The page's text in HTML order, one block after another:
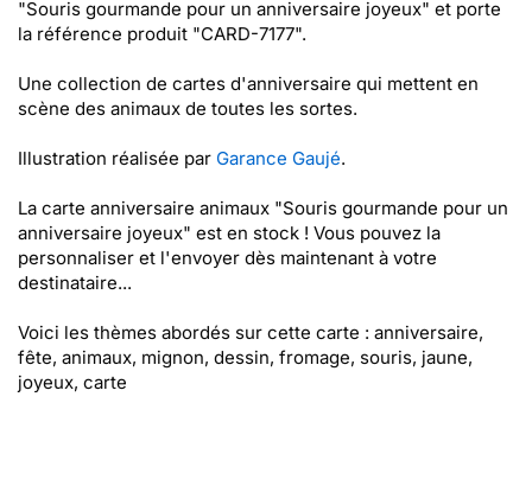
"Souris gourmande pour un anniversaire joyeux" et porte
la référence produit "CARD-7177".
Une collection de cartes d'anniversaire qui mettent en
scène des animaux de toutes les sortes.
Illustration réalisée par Garance Gaujé.
La carte anniversaire animaux "Souris gourmande pour un
anniversaire joyeux" est en stock ! Vous pouvez la
personnaliser et l'envoyer dès maintenant à votre
destinataire...
Voici les thèmes abordés sur cette carte : anniversaire,
fête, animaux, mignon, dessin, fromage, souris, jaune,
joyeux, carte